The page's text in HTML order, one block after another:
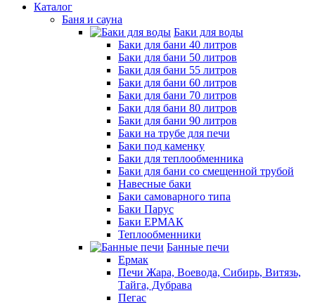
Каталог
Баня и сауна
Баки для воды
Баки для бани 40 литров
Баки для бани 50 литров
Баки для бани 55 литров
Баки для бани 60 литров
Баки для бани 70 литров
Баки для бани 80 литров
Баки для бани 90 литров
Баки на трубе для печи
Баки под каменку
Баки для теплообменника
Баки для бани со смещенной трубой
Навесные баки
Баки самоварного типа
Баки Парус
Баки ЕРМАК
Теплообменники
Банные печи
Ермак
Печи Жара, Воевода, Сибирь, Витязь,
Тайга, Дубрава
Пегас